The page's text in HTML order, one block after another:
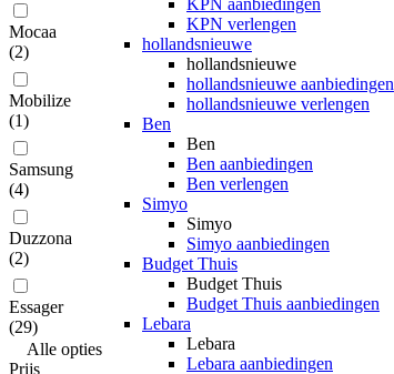
KPN aanbiedingen
KPN verlengen
hollandsnieuwe
hollandsnieuwe
hollandsnieuwe aanbiedingen
hollandsnieuwe verlengen
Ben
Ben
Ben aanbiedingen
Ben verlengen
Simyo
Simyo
Simyo aanbiedingen
Budget Thuis
Budget Thuis
Budget Thuis aanbiedingen
Lebara
Lebara
Lebara aanbiedingen
Mocaa
(2)
Mobilize
(1)
Samsung
(4)
Duzzona
(2)
Essager
(29)
Alle opties
Prijs